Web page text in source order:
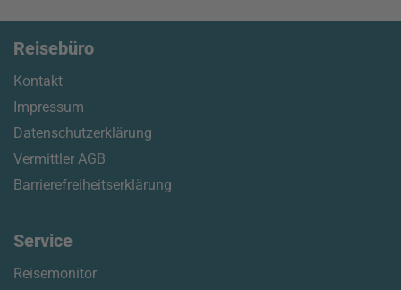
Reisebüro
Kontakt
Impressum
Datenschutzerklärung
Vermittler AGB
Barrierefreiheitserklärung
Service
Reisemonitor